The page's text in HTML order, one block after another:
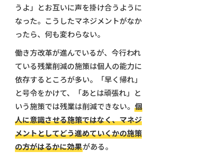
うよ」とお互いに声を掛け合うように
なった。こうしたマネジメントがなか
ったら、何も変わらない。
働き方改革が進んでいるが、今行われ
ている残業削減の施策は個人の能力に
依存するところが多い。「早く帰れ」
と号令をかけて、「あとは頑張れ」と
いう施策では残業は削減できない。 個
人に意識させる施策ではなく、マネジ
メントとしてどう進めていくかの施策
の方がはるかに効果がある。